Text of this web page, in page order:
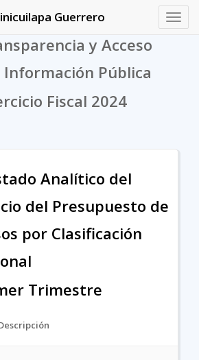
Guerrero
y Acceso
Información Pública
Fiscal 2024
Analítico del
del Presupuesto de
por Clasificación
Trimestre